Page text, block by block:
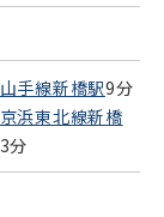
山手線新橋駅9分
京浜東北線新橋
3分